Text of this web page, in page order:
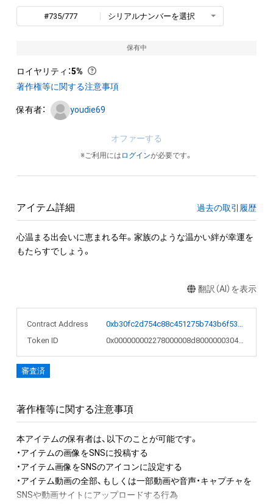
#735/777 シリアルナンバーを選択
保有中
ロイヤリティ ：5%
著作権等に関する注意事項
保有者： youdie69
オファーする
※ご利用には ログインが必要です。
アイテム詳細 過去の取引履歴
心温まる出会いに恵まれる年。家族のような温かい絆が幸運を
もたらすでしょう。
翻訳（AI）を表示
Contract Address
0xb30fc2d754c88c451275b743b6f530f19f643683
Token ID
0x000000002278000008d8000000304ea6
審査済
著作権等に関する注意事項
本アイテムの保有者は、以下のことが可能です。
・アイテムの画像をSNSに投稿する
・アイテム画像をSNSのアイコンに設定する
・アイテム動画の全部、もしくは一部動画や音声・キャプチャを
SNSや動画サイトにアップロードする行為